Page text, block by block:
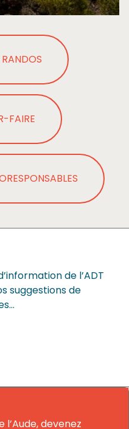
FAIRE
de l’ADT
suggestions de
l’Aude, devenez